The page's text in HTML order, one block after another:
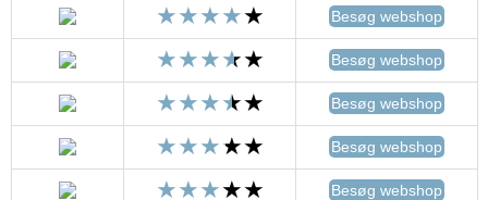
Besøg webshop
Besøg webshop
Besøg webshop
Besøg webshop
Besøg webshop